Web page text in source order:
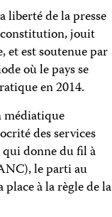
liberté de la presse
constitution, jouit
et est soutenue par
où le pays se
en 2014.
médiatique
des services
donne du fil à
le parti au
à la règle de la